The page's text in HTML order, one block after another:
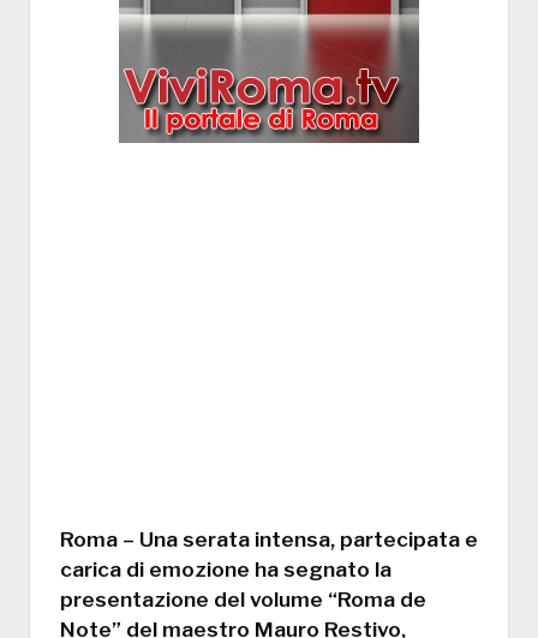
Roma – Una serata intensa, partecipata e
carica di emozione ha segnato la
presentazione del volume “Roma de
Note” del maestro Mauro Restivo,